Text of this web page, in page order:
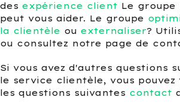
des expérience client Le groupe
peut vous aider. Le groupe
la clientèle ou externaliser?
ou consultez notre page de
Si vous avez d'autres questions
le service clientèle, vous pouvez
les questions suivantes contact